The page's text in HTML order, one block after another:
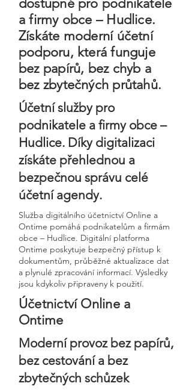
dostupné pro podnikatele
a firmy obce – Hudlice.
Získáte moderní účetní
podporu, která funguje
bez papírů, bez chyb a
bez zbytečných průtahů.
Účetní služby pro
podnikatele a firmy obce –
Hudlice. Díky digitalizaci
získáte přehlednou a
bezpečnou správu celé
účetní agendy.
Služba digitálního účetnictví Online a
Ontime pomáhá podnikatelům a firmám
obce – Hudlice. Digitální platforma
Ontime poskytuje bezpečný přístup k
dokumentům, průběžné aktualizace dat
a plynulé zpracování informací. Výsledky
jsou kdykoliv připraveny k použití.
Účetnictví Online a
Ontime
Moderní provoz bez papírů,
bez cestování a bez
zbytečných schůzek